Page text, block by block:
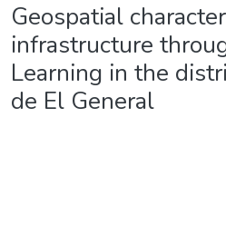
Geospatial
infrastructure
Learning in the
de El General